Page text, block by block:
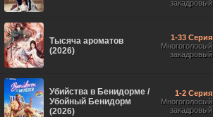
закадровый
Тысяча ароматов
(2026)
1-33 Серия
Многоголосый
закадровый
Убийства в Бенидорме /
Убойный Бенидорм
(2026)
1-2 Серия
Многоголосый
закадровый